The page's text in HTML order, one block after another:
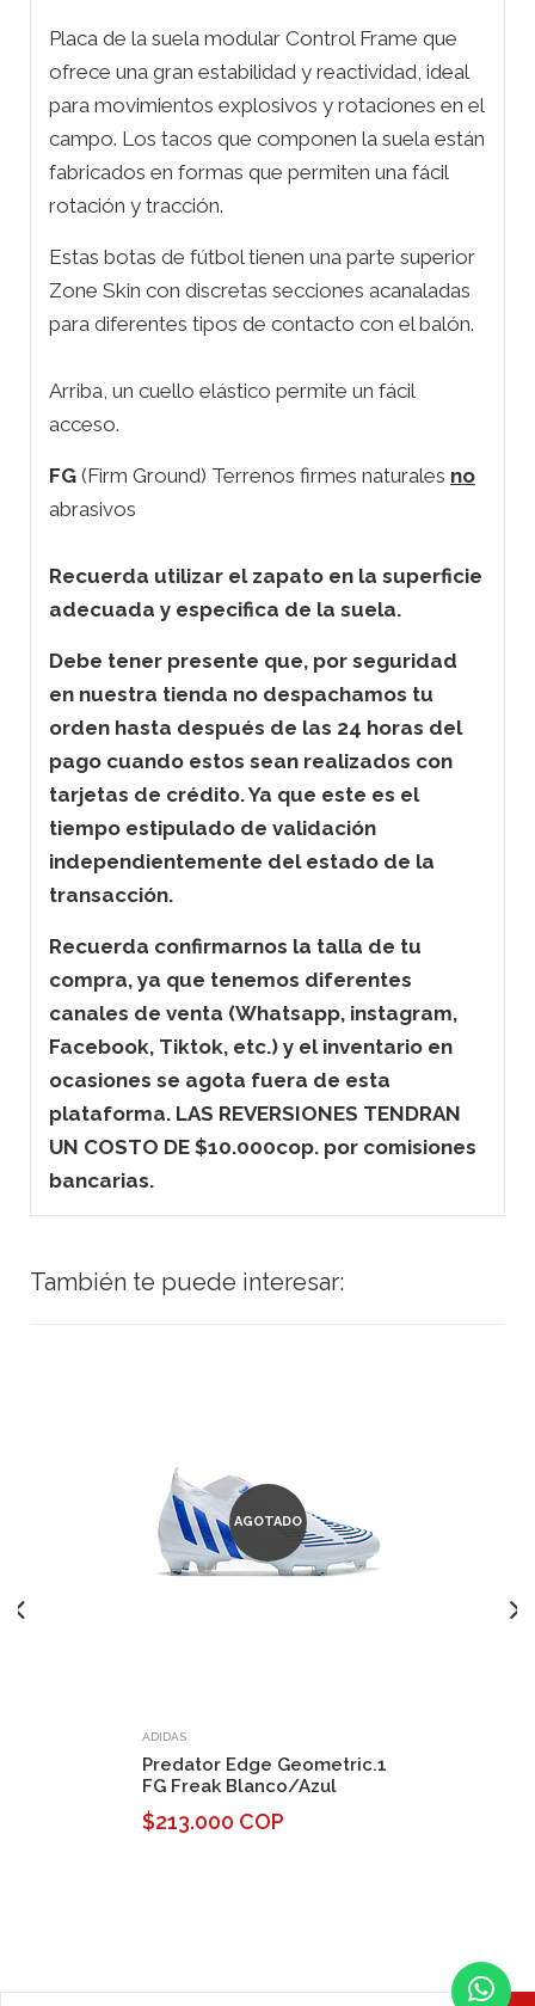
Placa de la suela modular Control Frame que
ofrece una gran estabilidad y reactividad, ideal
para movimientos explosivos y rotaciones en el
campo. Los tacos que componen la suela están
fabricados en formas que permiten una fácil
rotación y tracción.
Estas botas de fútbol tienen una parte superior
Zone Skin con discretas secciones acanaladas
para diferentes tipos de contacto con el balón.
Arriba, un cuello elástico permite un fácil
acceso.
FG (Firm Ground) Terrenos firmes naturales no
abrasivos
Recuerda utilizar el zapato en la superficie
adecuada y especifica de la suela.
Debe tener presente que, por seguridad
en nuestra tienda no despachamos tu
orden hasta después de las 24 horas del
pago cuando estos sean realizados con
tarjetas de crédito. Ya que este es el
tiempo estipulado de validación
independientemente del estado de la
transacción.
Recuerda confirmarnos la talla de tu
compra, ya que tenemos diferentes
canales de venta (Whatsapp, instagram,
Facebook, Tiktok, etc.) y el inventario en
ocasiones se agota fuera de esta
plataforma. LAS REVERSIONES TENDRAN
UN COSTO DE $10.000cop. por comisiones
bancarias.
También te puede interesar:
AGOTADO
ADIDAS
Predator Edge Geometric.1
FG Freak Blanco/Azul
$213.000 COP